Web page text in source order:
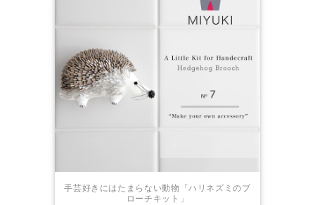
手芸好きにはたまらない動物「ハリネズミのブ
ローチキット」